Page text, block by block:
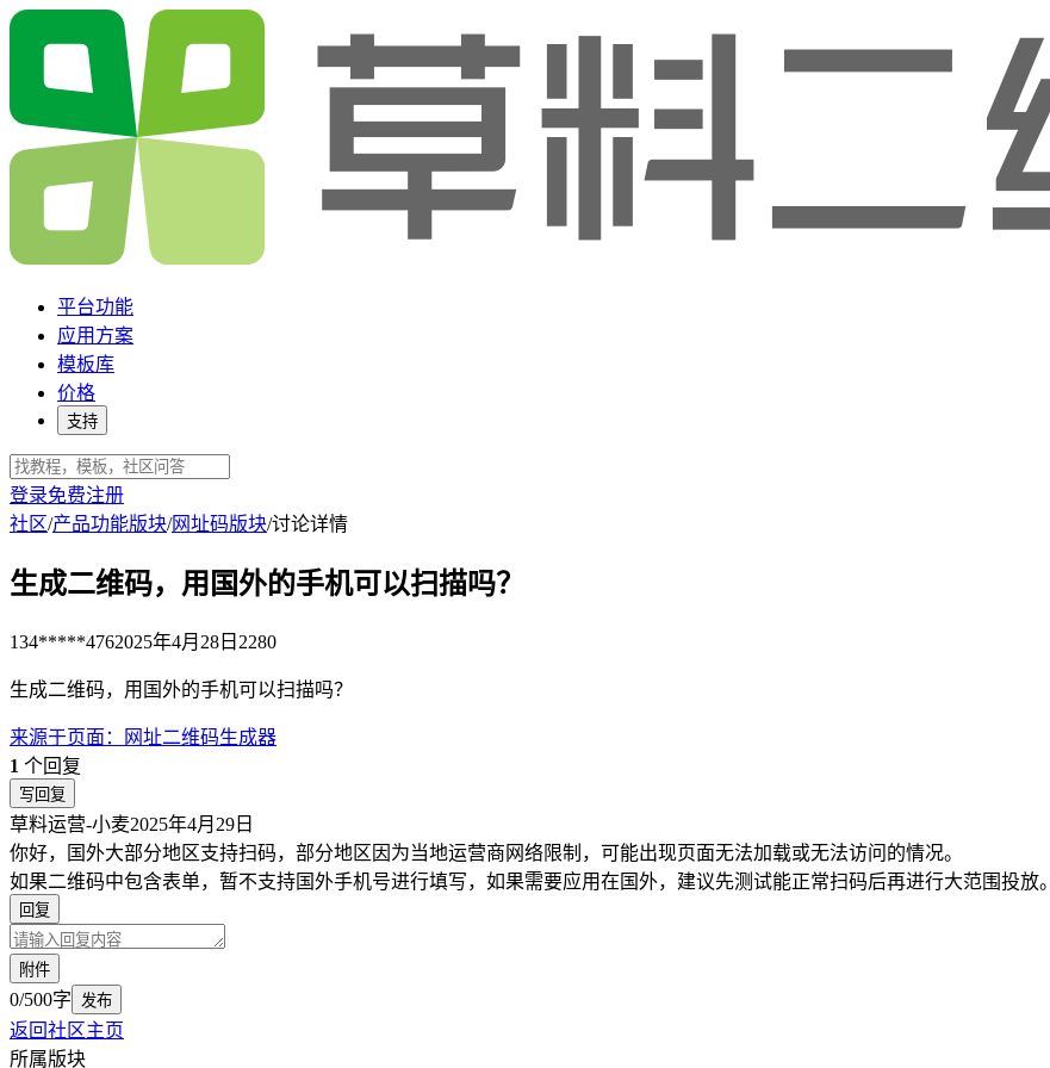
平台功能
应用方案
模板库
价格
支持
登录免费注册
社区/产品功能版块/网址码版块/讨论详情
生成二维码，用国外的手机可以扫描吗？
134*****4762025年4月28日 2280
生成二维码，用国外的手机可以扫描吗？
来源于页面 ：
网址二维码生成器
1 个回复
写回复
草料运营-小麦2025年4月29日
你好，国外大部分地区支持扫码，部分地区因为当地运营商网络限制，可能出现页面无法加载或无法访问的情况。
如果二维码中包含表单，暂不支持国外手机号进行填写，如果需要应用在国外，建议先测试能正常扫码后再进行大范围投放。
回复
附件
0/500字 发布
返回社区主页
所属版块